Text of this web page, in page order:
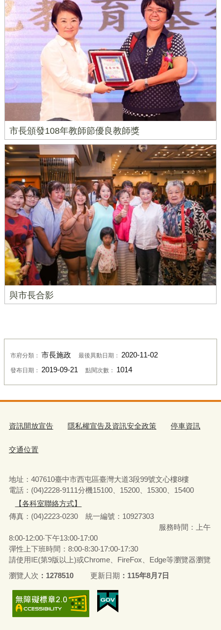
市長頒發108年教師節優良教師獎
與市長合影
市府分類： 市長施政 最後異動日期： 2020-11-02
發布日期： 2019-09-21 點閱次數： 1014
資訊開放宣告 隱私權宣告及資訊安全政策 停車資訊
交通位置
地址：407610臺中市西屯區臺灣大道3段99號文心樓8樓
電話：(04)2228-9111分機15100、15200、15300、15400
【各科室聯絡方式】
傳真：(04)2223-0230 統一編號 ： 10927303
服務時間：上午
8:00-12:00‧下午13:00-17:00
彈性上下班時間：8:00-8:30‧17:00-17:30
請使用IE(第9版以上)或Chrome、FireFox、Edge等瀏覽器瀏覽
瀏覽人次
1278510 更新日期 115年8月7日